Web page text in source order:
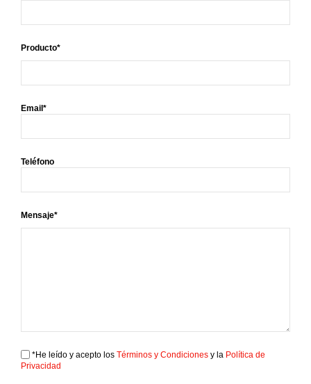
Producto*
Email*
Teléfono
Mensaje*
*He leído y acepto los Términos y Condiciones y la Política de
Privacidad